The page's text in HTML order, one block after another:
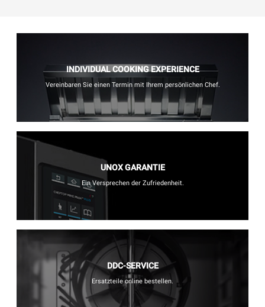
INDIVIDUAL COOKING EXPERIENCE
Vereinbaren Sie einen Termin mit Ihrem persönlichen Chef.
UNOX GARANTIE
Ein Versprechen der Zufriedenheit.
DDC-SERVICE
Ersatzteile online bestellen.